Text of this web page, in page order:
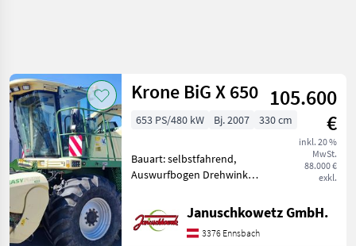
Krone BiG X 650 105.600
€
inkl. 20 %
MwSt.
88.000 €
exkl.
653 PS/480 kW Bj. 2007 330 cm
Bauart: selbstfahrend,
Auswurfbogen Drehwinkel
Motor,
Höchstgeschwindigkeit in
km/h: 40 km/h, Arbeitshöhe
Januschkowetz GmbH.
3376 Ennsbach